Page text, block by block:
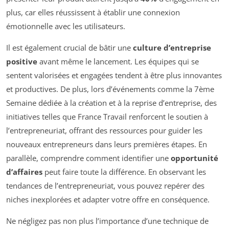
plus, car elles réussissent à établir une connexion
émotionnelle avec les utilisateurs.
Il est également crucial de bâtir une culture d’entreprise
positive avant même le lancement. Les équipes qui se
sentent valorisées et engagées tendent à être plus innovantes
et productives. De plus, lors d’événements comme la 7ème
Semaine dédiée à la création et à la reprise d’entreprise, des
initiatives telles que France Travail renforcent le soutien à
l’entrepreneuriat, offrant des ressources pour guider les
nouveaux entrepreneurs dans leurs premières étapes. En
parallèle, comprendre comment identifier une opportunité
d’affaires peut faire toute la différence. En observant les
tendances de l’entrepreneuriat, vous pouvez repérer des
niches inexplorées et adapter votre offre en conséquence.
Ne négligez pas non plus l’importance d’une technique de